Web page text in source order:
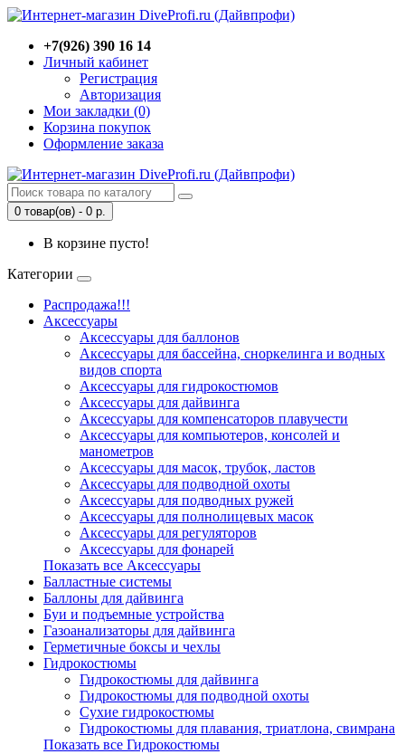
+7(926) 390 16 14
Личный кабинет
Регистрация
Авторизация
Мои закладки (0)
Корзина покупок
Оформление заказа
0 товар(ов) - 0 р.
В корзине пусто!
Категории
Распродажа!!!
Аксессуары
Аксессуары для баллонов
Аксессуары для бассейна, сноркелинга и водных
видов спорта
Аксессуары для гидрокостюмов
Аксессуары для дайвинга
Аксессуары для компенсаторов плавучести
Аксессуары для компьютеров, консолей и
манометров
Аксессуары для масок, трубок, ластов
Аксессуары для подводной охоты
Аксессуары для подводных ружей
Аксессуары для полнолицевых масок
Аксессуары для регуляторов
Аксессуары для фонарей
Показать все Аксессуары
Балластные системы
Баллоны для дайвинга
Буи и подъемные устройства
Газоанализаторы для дайвинга
Герметичные боксы и чехлы
Гидрокостюмы
Гидрокостюмы для дайвинга
Гидрокостюмы для подводной охоты
Сухие гидрокостюмы
Гидрокостюмы для плавания, триатлона, свимрана
Показать все Гидрокостюмы